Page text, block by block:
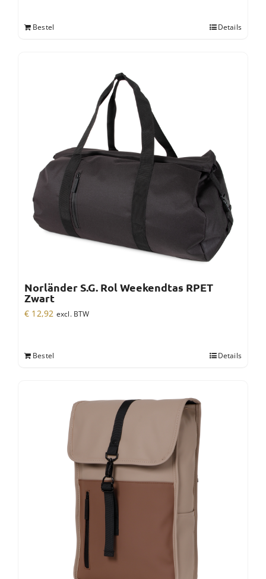
Bestel Details
Norländer S.G. Rol Weekendtas RPET
Zwart
€ 12,92 excl. BTW
Bestel Details